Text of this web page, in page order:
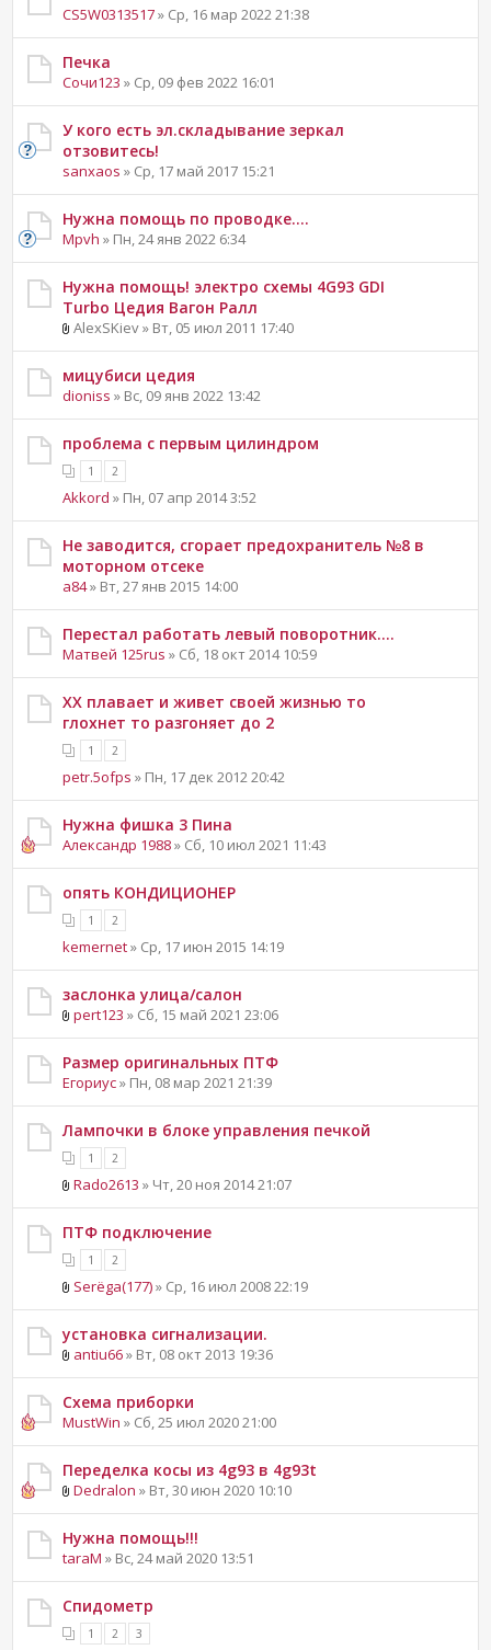
CS5W0313517» Ср, 16 мар 2022 21:38
Печка
Сочи123 » Ср, 09 фев 2022 16:01
У кого есть эл.складывание зеркал
отзовитесь!
sanxaos » Ср, 17 май 2017 15:21
Нужна помощь по проводке....
Mpvh » Пн, 24 янв 2022 6:34
Нужна помощь! электро схемы 4G93 GDI
Turbo Цедия Вагон Ралл
AlexSKiev » Вт, 05 июл 2011 17:40
мицубиси цедия
dioniss » Вс, 09 янв 2022 13:42
проблема с первым цилиндром
1 2
Akkord » Пн, 07 апр 2014 3:52
Не заводится, сгорает предохранитель №8 в
моторном отсеке
a84» Вт, 27 янв 2015 14:00
Перестал работать левый поворотник....
Матвей 125rus » Сб, 18 окт 2014 10:59
ХХ плавает и живет своей жизнью то
глохнет то разгоняет до 2
1 2
petr.5ofps » Пн, 17 дек 2012 20:42
Нужна фишка 3 Пина
Александр 1988» Сб, 10 июл 2021 11:43
опять КОНДИЦИОНЕР
1 2
kemernet» Ср, 17 июн 2015 14:19
заслонка улица/салон
pert123 » Сб, 15 май 2021 23:06
Размер оригинальных ПТФ
Егориус» Пн, 08 мар 2021 21:39
Лампочки в блоке управления печкой
1 2
Rado2613 » Чт, 20 ноя 2014 21:07
ПТФ подключение
1 2
Serёga(177)» Ср, 16 июл 2008 22:19
установка сигнализации.
antiu66» Вт, 08 окт 2013 19:36
Схема приборки
MustWin » Сб, 25 июл 2020 21:00
Переделка косы из 4g93 в 4g93t
Dedralon » Вт, 30 июн 2020 10:10
Нужна помощь!!!
taraM » Вс, 24 май 2020 13:51
Спидометр
1 2 3